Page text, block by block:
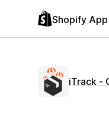
Shopify
iTrack ‑